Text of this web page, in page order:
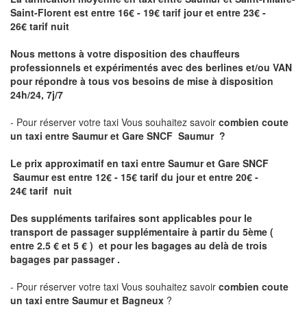
Saint-Florent est entre 16€ - 19€ tarif jour et entre 23€ -
26€ tarif nuit
Nous mettons à votre disposition des chauffeurs
professionnels et expérimentés avec des berlines et/ou VAN
pour répondre à tous vos besoins de mise à disposition
24h/24, 7j/7
- Pour réserver votre taxi Vous souhaitez savoir combien coute
un taxi entre Saumur et Gare SNCF Saumur ?
Le prix approximatif en taxi entre Saumur et Gare SNCF
Saumur est entre 12€ - 15€ tarif du jour et entre 20€ -
24€ tarif nuit
Des suppléments tarifaires sont applicables pour le
transport de passager supplémentaire à partir du 5ème (
entre 2.5 € et 5 € ) et pour les bagages au delà de trois
bagages par passager .
- Pour réserver votre taxi Vous souhaitez savoir combien coute
un taxi entre Saumur et Bagneux ?